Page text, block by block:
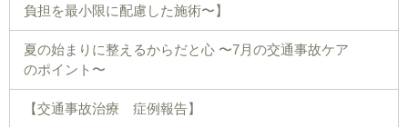
負担を最小限に配慮した施術〜】
夏の始まりに整えるからだと心 〜7月の交通事故ケア
のポイント〜
【交通事故治療 症例報告】